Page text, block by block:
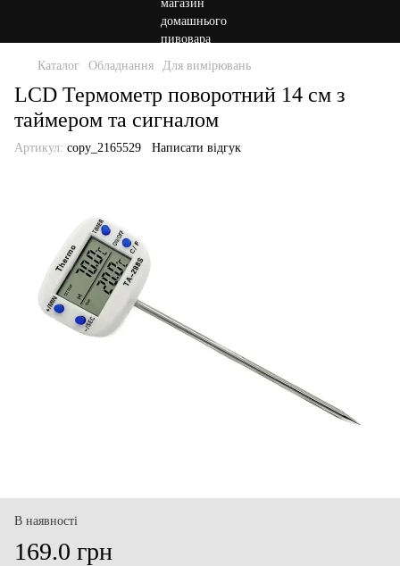
Каталог Обладнання Для вимірювань
LCD Термометр поворотний 14 см з
таймером та сигналом
Артикул: copy_2165529 Написати відгук
В наявності
169.0 грн